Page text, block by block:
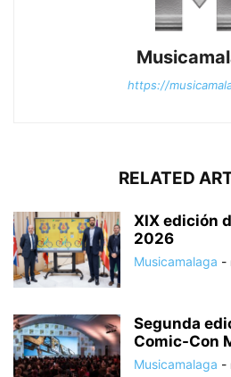
https://
RELATED
XIX edición
2026
Musicamalaga -
Segunda
Comic-Con
Musicamalaga -